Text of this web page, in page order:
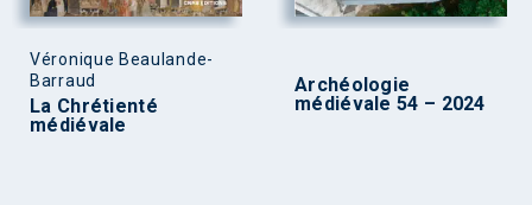
Véronique Beaulande-
Barraud
La Chrétienté
médiévale
Archéologie
médiévale 54 – 2024